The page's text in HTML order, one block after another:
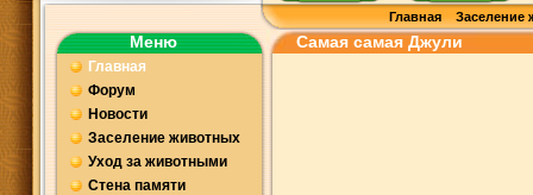
Главная Заселение
Меню
Главная
Форум
Новости
Заселение животных
Уход за животными
Стена памяти
Самая самая Джули